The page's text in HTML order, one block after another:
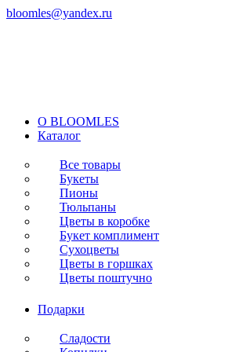
bloomles@yandex.ru
O BLOOMLES
Каталог
Все товары
Букеты
Пионы
Тюльпаны
Цветы в коробке
Букет комплимент
Сухоцветы
Цветы в горшках
Цветы поштучно
Подарки
Сладости